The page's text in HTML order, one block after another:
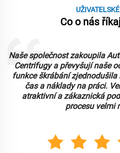
Co o nás
Naše společnost zakoupila
Centrifugy a převyšují naše
funkce škrábání zjednodušila
čas a náklady na práci.
atraktivní a zákaznická
procesu velmi